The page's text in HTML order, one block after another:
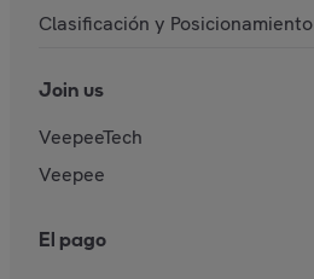
Clasificación y Posicionamiento
Join us
VeepeeTech
Veepee
El pago